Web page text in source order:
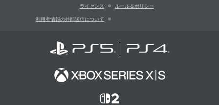
ライセンス ルール＆ポリシー
利用者情報の外部送信について